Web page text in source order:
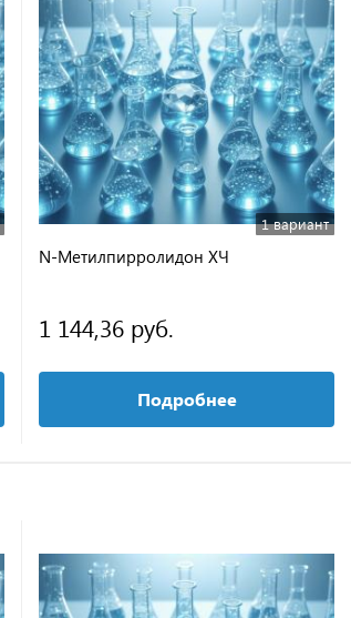
1 вариант
N-Метилпирролидон ХЧ
1 144,36 руб.
Подробнее